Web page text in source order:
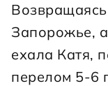
Запорожье,
ехала Катя,
перелом 5-6